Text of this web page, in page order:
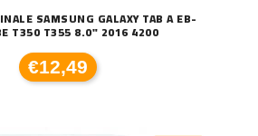
SAMSUNG GALAXY TAB A EB-
T350 T355 8.0" 2016 4200
€12,49